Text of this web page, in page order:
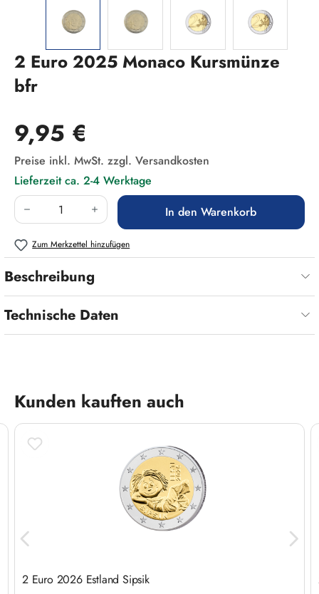
2 Euro 2025 Monaco Kursmünze
bfr
Regulärer Preis:
9,95 €
Preise inkl. MwSt. zzgl. Versandkosten
Lieferzeit ca. 2-4 Werktage
Produkt Anzahl: Gib den gewünschten Wert
In den Warenkorb
Zum Merkzettel hinzufügen
Beschreibung
Technische Daten
Produktgalerie überspringen
Kunden kauften auch
2 Euro 2026 Estland Sipsik